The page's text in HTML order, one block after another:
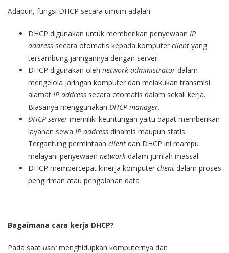
Adapun, fungsi DHCP secara umum adalah:
DHCP digunakan untuk memberikan penyewaan IP
address secara otomatis kepada komputer client yang
tersambung jaringannya dengan server
DHCP digunakan oleh network administrator dalam
mengelola jaringan komputer dan melakukan transmisi
alamat IP address secara otomatis dalam sekali kerja.
Biasanya menggunakan DHCP manager.
DHCP server memiliki keuntungan yaitu dapat memberikan
layanan sewa IP address dinamis maupun statis.
Tergantung permintaan client dan DHCP ini mampu
melayani penyewaan network dalam jumlah massal.
DHCP mempercepat kinerja komputer client dalam proses
pengiriman atau pengolahan data
Bagaimana cara kerja DHCP?
Pada saat user menghidupkan komputernya dan